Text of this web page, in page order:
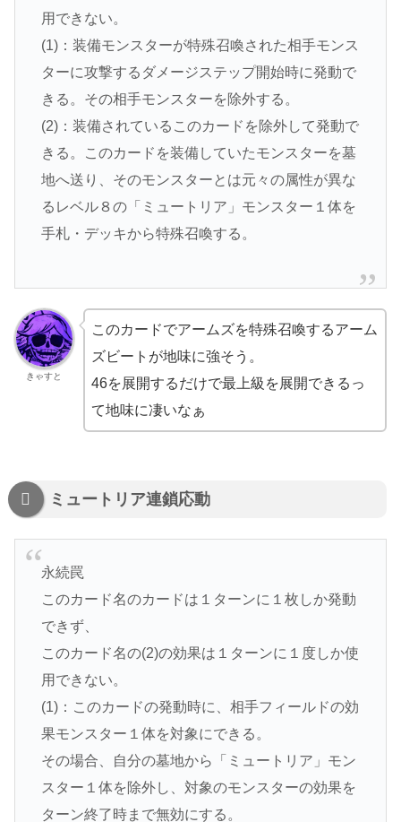
用できない。
(1)：装備モンスターが特殊召喚された相手モンス
ターに攻撃するダメージステップ開始時に発動で
きる。その相手モンスターを除外する。
(2)：装備されているこのカードを除外して発動で
きる。このカードを装備していたモンスターを墓
地へ送り、そのモンスターとは元々の属性が異な
るレベル８の「ミュートリア」モンスター１体を
手札・デッキから特殊召喚する。
きゃすと
このカードでアームズを特殊召喚するアーム
ズビートが地味に強そう。
46を展開するだけで最上級を展開できるっ
て地味に凄いなぁ
ミュートリア連鎖応動
永続罠
このカード名のカードは１ターンに１枚しか発動
できず、
このカード名の(2)の効果は１ターンに１度しか使
用できない。
(1)：このカードの発動時に、相手フィールドの効
果モンスター１体を対象にできる。
その場合、自分の墓地から「ミュートリア」モン
スター１体を除外し、対象のモンスターの効果を
ターン終了時まで無効にする。